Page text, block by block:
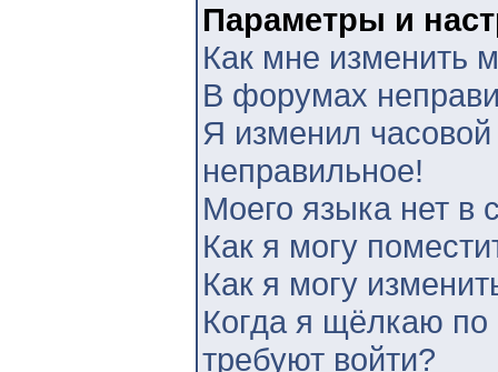
Параметры и
Как мне изменить
В форумах
Я изменил
неправильное!
Моего языка нет в
Как я могу
Как я могу
Когда я щёлкаю по
требуют войти?